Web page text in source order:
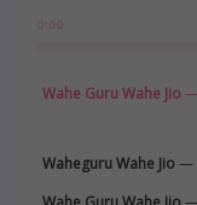
0:00
Wahe Guru Wahe Jio —
Waheguru Wahe Jio—